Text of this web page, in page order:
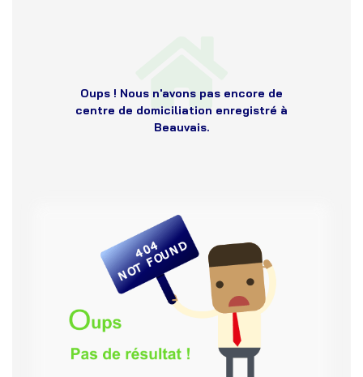
Oups ! Nous n'avons pas encore de
centre de domiciliation enregistré à
Beauvais.